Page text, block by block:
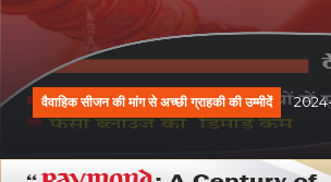
वैवाहिक सीजन की मांग से अच्छी ग्राहकी की उम्मीदें 2024-